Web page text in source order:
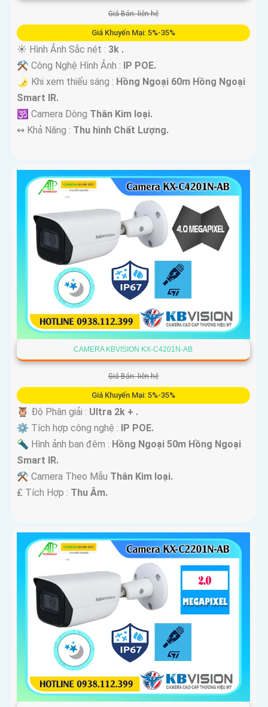
Giá Bán: liên hệ
Giá Khuyến Mại: 5%-35%
☀️ Hình Ảnh Sắc nét : 3k .
⚒ Công Nghệ Hình Ảnh : IP POE.
🌛 Khi xem thiếu sáng : Hồng Ngoại 60m Hồng Ngoại
Smart IR.
🕉️ Camera Dòng Thân Kim loại.
️↭ Khả Năng : Thu hình Chất Lượng.
CAMERA KBVISION KX-C4201N-AB
Giá Bán: liên hệ
Giá Khuyến Mại: 5%-35%
🦉 Độ Phân giải : Ultra 2k + .
⚙ Tích hợp công nghệ : IP POE.
🔦 Hình ảnh ban đêm : Hồng Ngoại 50m Hồng Ngoại
Smart IR.
⚒ Camera Theo Mẫu Thân Kim loại.
️₤ Tích Hợp : Thu Âm.